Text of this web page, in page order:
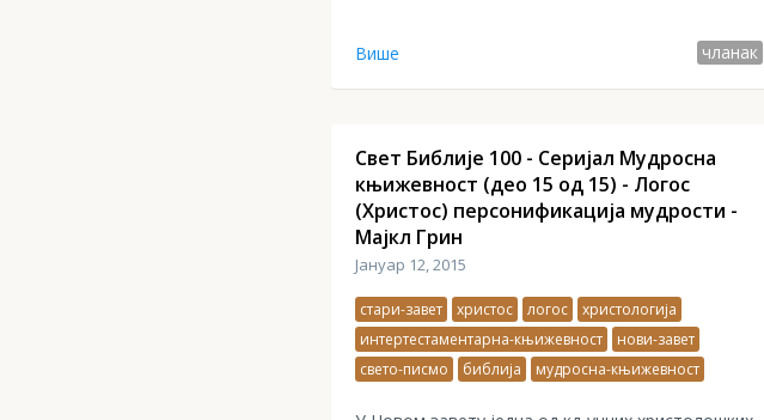
Више чланак
Свет Библије 100 - Серијал Мудросна
књижевност (део 15 од 15) - Логос
(Христос) персонификација мудрости -
Мајкл Грин
Јануар 12, 2015
стари-завет христос логос
христологија
интертестаментарна-књижевност
нови-завет
свето-писмо
библија мудросна-књижевност